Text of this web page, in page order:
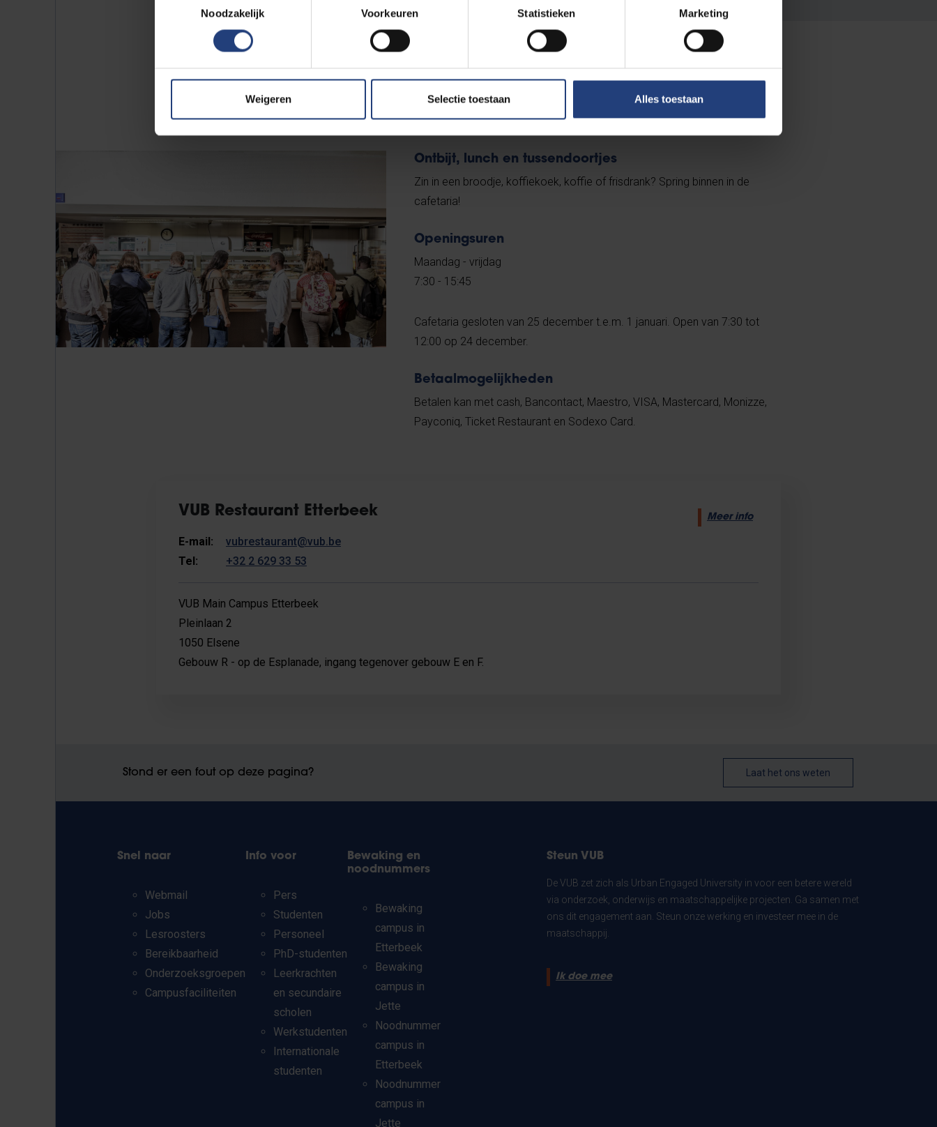
Noodzakelijk
Voorkeuren Statistieken Marketing
Weigeren Selectie toestaan Alles toestaan
Cafetaria: Broodjes en
snacks
Ontbijt, lunch en tussendoortjes
Zin in een broodje, koffiekoek, koffie of frisdrank? Spring binnen in de
cafetaria!
Openingsuren
Maandag - vrijdag
7:30 - 15:45
Cafetaria gesloten van 25 december t.e.m. 1 januari. Open van 7:30 tot
12:00 op 24 december.
Betaalmogelijkheden
Betalen kan met cash, Bancontact, Maestro, VISA, Mastercard, Monizze,
Payconiq, Ticket Restaurant en Sodexo Card.
VUB Restaurant Etterbeek Meer info
E-mail:
vubrestaurant@vub.be
Tel:
+32 2 629 33 53
VUB Main Campus Etterbeek
Pleinlaan 2
1050 Elsene
Gebouw R - op de Esplanade, ingang tegenover gebouw E en F.
Stond er een fout op deze pagina? Laat het ons weten
Snel naar
Webmail
Jobs
Lesroosters
Bereikbaarheid
Onderzoeksgroepen
Campusfaciliteiten
Info voor
Pers
Studenten
Personeel
PhD-studenten
Leerkrachten
en secundaire
scholen
Werkstudenten
Internationale
studenten
Bewaking en
noodnummers
Bewaking
campus in
Etterbeek
Bewaking
campus in
Jette
Noodnummer
campus in
Etterbeek
Noodnummer
campus in
Jette
Steun VUB
De VUB zet zich als Urban Engaged University in voor een betere wereld
via onderzoek, onderwijs en maatschappelijke projecten. Ga samen met
ons dit engagement aan. Steun onze werking en investeer mee in de
maatschappij.
Ik doe mee